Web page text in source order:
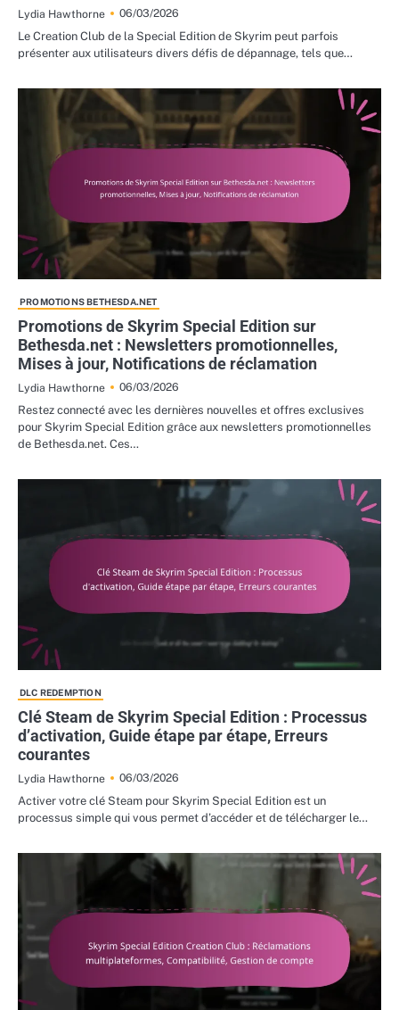
Lydia Hawthorne
06/03/2026
Le Creation Club de la Special Edition de Skyrim peut parfois
présenter aux utilisateurs divers défis de dépannage, tels que…
PROMOTIONS BETHESDA.NET
Promotions de Skyrim Special Edition sur
Bethesda.net : Newsletters promotionnelles,
Mises à jour, Notifications de réclamation
Lydia Hawthorne
06/03/2026
Restez connecté avec les dernières nouvelles et offres exclusives
pour Skyrim Special Edition grâce aux newsletters promotionnelles
de Bethesda.net. Ces…
DLC REDEMPTION
Clé Steam de Skyrim Special Edition : Processus
d’activation, Guide étape par étape, Erreurs
courantes
Lydia Hawthorne
06/03/2026
Activer votre clé Steam pour Skyrim Special Edition est un
processus simple qui vous permet d’accéder et de télécharger le…